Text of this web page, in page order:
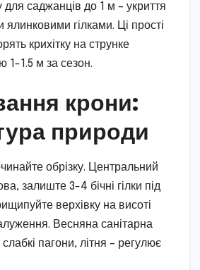
для саджанців до 1 м – укриття
гілками. Ці прості
крихітку на струнке
1-1.5 м за сезон.
крони:
природи
обрізку. Центральний
залиште 3-4 бічні гілки під
верхівку на висоті
Весняна санітарна
пагони, літня – регулює